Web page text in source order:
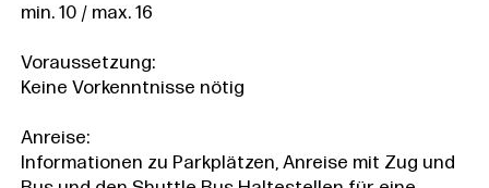
min. 10 / max. 16
Voraussetzung:
Keine Vorkenntnisse nötig
Anreise:
Informationen zu Parkplätzen, Anreise mit Zug und